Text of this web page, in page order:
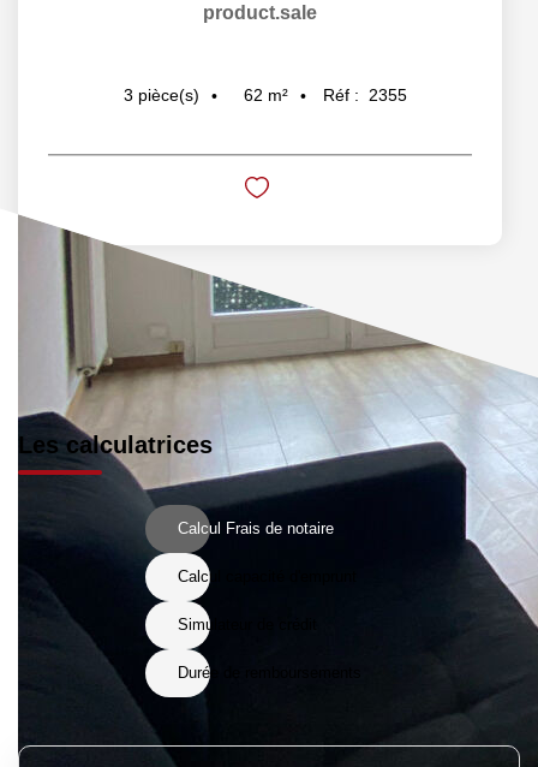
product.sale
3 pièce(s) 62 m² Réf : 2355
Les calculatrices
Calcul Frais de notaire
Calcul capacité d'emprunt
Simulateur de crédit
Durée de remboursements